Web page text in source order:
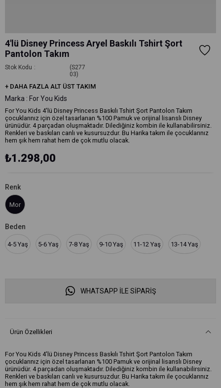
4'lü Disney Princess Aryel Baskılı Tshirt Şort
Pantolon Takım
Stok Kodu
(S277
03)
+ DAHA FAZLA ALT ÜST TAKIM
Marka : For You Kids
For You Kids 4'lü Disney Princess Baskılı Tshirt Şort Pantolon Takım
çocuklarınız için özel tasarlanan %100 Pamuk ve orijinal lisanslı Disney
ürünüdür. 4 parçadan oluşmaktadır. Dilediğiniz kombin ile kullanabilirsiniz.
Renkleri ve baskıları canlı ve kusursuzdur. Bu Harika takım ile çocuklarınız
hem şık hem rahat hem de çok mutlu olacak.
₺1.298,00
Renk
Mor
Beden
4-5 Yaş 5-6 Yaş 7-8 Yaş 9-10 Yaş 11-12 Yaş 13-14 Yaş
WHATSAPP İLE SİPARİŞ
Ürün Özellikleri
For You Kids 4'lü Disney Princess Baskılı Tshirt Şort Pantolon Takım
çocuklarınız için özel tasarlanan %100 Pamuk ve orijinal lisanslı Disney
ürünüdür. 4 parçadan oluşmaktadır. Dilediğiniz kombin ile kullanabilirsiniz.
Renkleri ve baskıları canlı ve kusursuzdur. Bu Harika takım ile çocuklarınız
hem şık hem rahat hem de çok mutlu olacak.